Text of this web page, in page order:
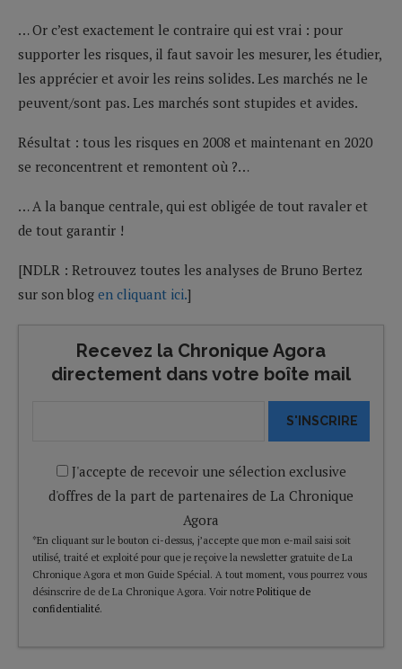
… Or c’est exactement le contraire qui est vrai : pour
supporter les risques, il faut savoir les mesurer, les étudier,
les apprécier et avoir les reins solides. Les marchés ne le
peuvent/sont pas. Les marchés sont stupides et avides.
Résultat : tous les risques en 2008 et maintenant en 2020
se reconcentrent et remontent où ?…
… A la banque centrale, qui est obligée de tout ravaler et
de tout garantir !
[NDLR : Retrouvez toutes les analyses de Bruno Bertez
sur son blog en cliquant ici.]
Recevez la Chronique Agora
directement dans votre boîte mail
S'INSCRIRE
J'accepte de recevoir une sélection exclusive
d'offres de la part de partenaires de La Chronique
Agora
*En cliquant sur le bouton ci-dessus, j’accepte que mon e-mail saisi soit
utilisé, traité et exploité pour que je reçoive la newsletter gratuite de La
Chronique Agora et mon Guide Spécial. A tout moment, vous pourrez vous
désinscrire de de La Chronique Agora. Voir notre Politique de
confidentialité.